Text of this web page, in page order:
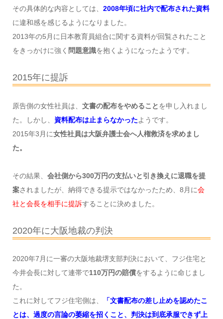
その具体的な内容としては、 2008年頃に社内で配布された資料
に違和感を感じるようになりました。
2013年の5月に日本教育員組合に関する資料が回覧されたこと
をきっかけに強く 問題意識を抱くようになったようです。
2015年に提訴
原告側の女性社員は、 文書の配布をやめることを申し入れまし
た。しかし、 資料配布は止まらなかったようです。
2015年3月に女性社員は大阪弁護士会へ人権救済を求めまし
た。
その結果、 会社側から300万円の支払いと引き換えに退職を提
案されましたが、納得できる提示ではなかったため、8月に会
社と会長を相手に提訴することに決めました。
2020年に大阪地裁の判決
2020年7月に一審の大阪地裁堺支部判決において、フジ住宅と
今井会長に対して連帯で110万円の賠償をするように命じまし
た。
これに対してフジ住宅側は、
「文書配布の差し止めを認めたこ
とは、過度の言論の萎縮を招くこと、判決は到底承服できず上